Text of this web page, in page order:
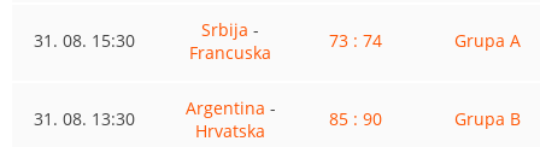
31. 08. 15:30 Srbija -
Francuska
73 : 74 Grupa A
31. 08. 13:30 Argentina -
Hrvatska
85 : 90 Grupa B